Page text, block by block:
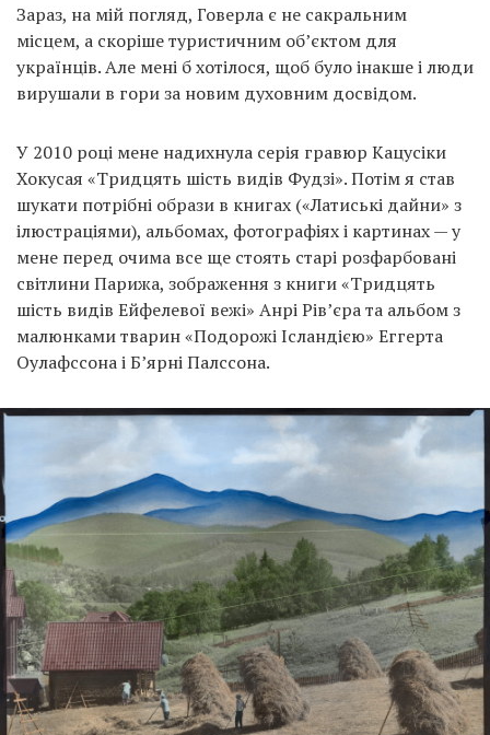
Зараз, на мій погляд, Говерла є не сакральним
місцем, а скоріше туристичним об’єктом для
українців. Але мені б хотілося, щоб було інакше і люди
вирушали в гори за новим духовним досвідом.
У 2010 році мене надихнула серія гравюр Кацусіки
Хокусая «Тридцять шість видів Фудзі». Потім я став
шукати потрібні образи в книгах («Латиські дайни» з
ілюстраціями), альбомах, фотографіях і картинах — у
мене перед очима все ще стоять старі розфарбовані
світлини Парижа, зображення з книги «Тридцять
шість видів Ейфелевої вежі» Анрі Рів’єра та альбом з
малюнками тварин «Подорожі Ісландією» Еггерта
Оулафссона і Б’ярні Палссона.